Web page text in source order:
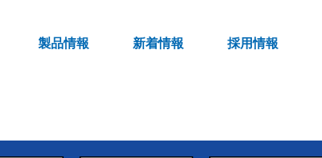
製品情報 新着情報 採用情報